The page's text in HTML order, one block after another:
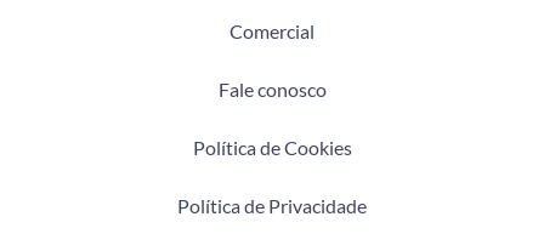
Comercial
Fale conosco
Política de Cookies
Política de Privacidade